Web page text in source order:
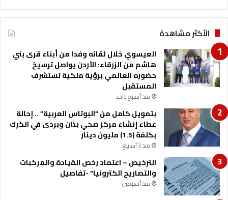
ا
أ
م
ا
ك
ن
ا
م
خ
ص
ص
ة
الأكثر مشاهدة
العيسوي خلال لقائه وفدا من أبناء قرى بني
هاشم من الزرقاء: الأردن يواصل ترسيخ
حضوره العالمي برؤية ملكية تستشرف
المستقبل
منذ أسبوع واحد
بتمويل كامل من “البوتاس العربية” .. إحالة
عطاء إنشاء مركز صحي بذان وبردى في الكرك
بكلفة (1.5) مليون دينار
منذ 3 أسابيع
الترخيص – اعتماد رخص القيادة والمركبات
والتصاريح الكترونيا” -تفاصيل
منذ أسبوعين